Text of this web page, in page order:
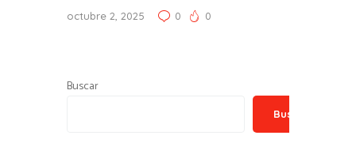
octubre 2, 2025 0 0
Buscar
Buscar